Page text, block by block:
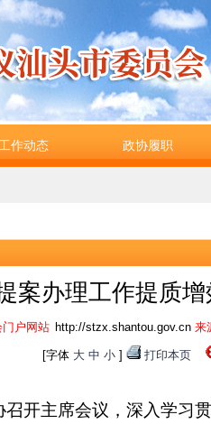
工作动态 政协履职
案办理工作提质
户网站 http://stzx.shantou.gov.cn 来
[字体 大 中 小 ] 打印本页
召开主席会议，深入学习